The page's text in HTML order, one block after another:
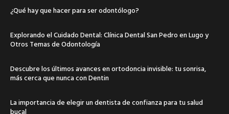
¿Qué hay que hacer para ser odontólogo?
Explorando el Cuidado Dental: Clínica Dental San Pedro en Lugo y
Otros Temas de Odontología
Descubre los últimos avances en ortodoncia invisible: tu sonrisa,
más cerca que nunca con Dentin
La importancia de elegir un dentista de confianza para tu salud
bucal